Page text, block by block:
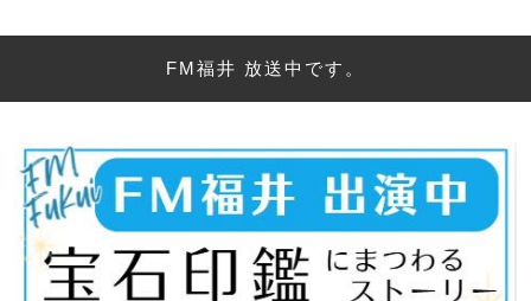
FM福井 放送中です。